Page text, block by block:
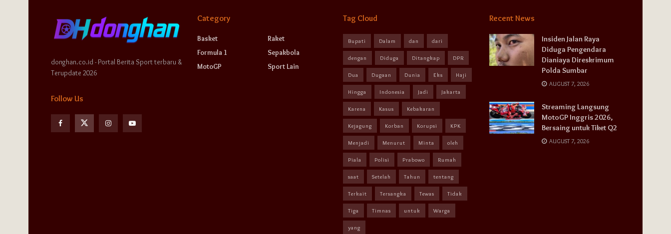
donghan.co.id - Portal Berita Sport terbaru &
Terupdate 2026
Follow Us
Category
Basket
Formula 1
MotoGP
Raket
Sepakbola
Sport Lain
Tag Cloud
Bupati Dalam dan dari
dengan Diduga Ditangkap DPR
Dua Dugaan Dunia Eks Haji
Hingga Indonesia Jadi Jakarta
Karena Kasus Kebakaran
Kejagung Korban Korupsi KPK
Menjadi Menurut Minta oleh
Piala Polisi Prabowo Rumah
saat Setelah Tahun tentang
Terkait Tersangka Tewas Tidak
Tiga Timnas untuk Warga
yang
Recent News
Insiden Jalan Raya
Diduga Pengendara
Dianiaya Direskrimum
Polda Sumbar
AUGUST 7, 2026
Streaming Langsung
MotoGP Inggris 2026,
Bersaing untuk Tiket Q2
AUGUST 7, 2026